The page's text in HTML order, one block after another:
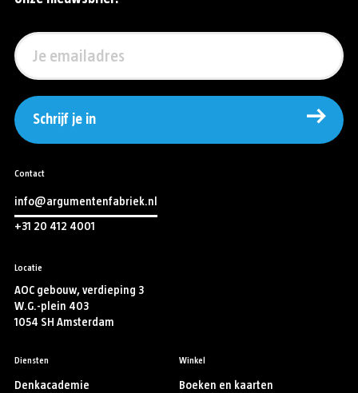
Schrijf je in
Contact
info@argumentenfabriek.nl
+31 20 412 4001
Locatie
AOC gebouw, verdieping 3
W.G.-plein 403
1054 SH Amsterdam
Diensten
Denkacademie
Winkel
Boeken en kaarten